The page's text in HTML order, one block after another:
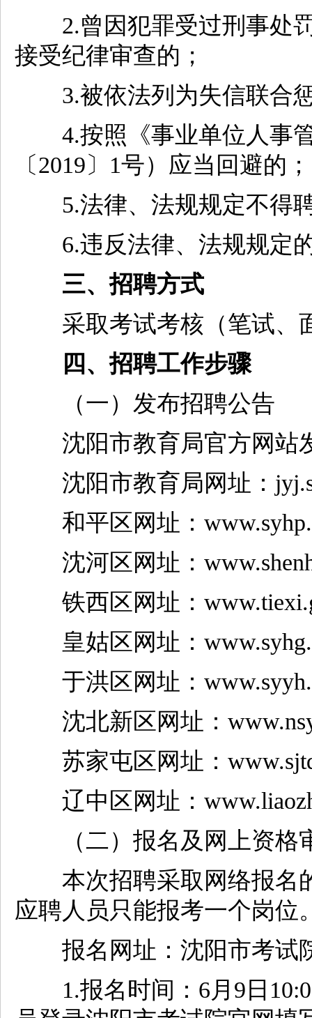
2.曾因犯罪受过刑事处罚
接受纪律审查的；
3.被依法列为失信联合
4.按照《事业单位人事管
〔2019〕1号）应当回避的；
5.法律、法规规定不得聘
6.违反法律、法规规定
三、招聘方式
采取考试考核（笔试、
四、招聘工作步骤
（一）发布招聘公告
沈阳市教育局官方网站
沈阳市教育局网址：
和平区网址：
沈河区网址：
铁西区网址：
皇姑区网址：
于洪区网址：
沈北新区网址：
苏家屯区网址：
辽中区网址：
（二）报名及网上资格
本次招聘采取网络报名
应聘人员只能报考一个岗位
报名网址：沈阳市考试院
1.报名时间：6月9日